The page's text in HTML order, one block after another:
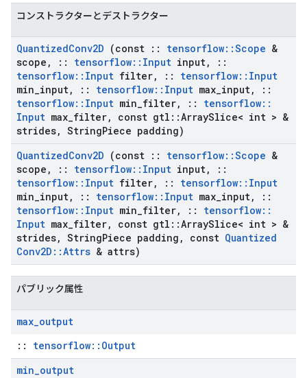
コンストラクターとデストラクター
QuantizedConv2D (const :: tensorflow::Scope &
scope , :: tensorflow:: Input input,
::
tensorflow:: Input filter, :: tensorflow:: Input
min input, :: tensorflow:: Input max input,
::
tensorflow:: Input min filter, :: tensorflow::
Input max filter, const gtl ::ArraySlice< int > &
strides, StringPiece padding)
QuantizedConv2D (const :: tensorflow::Scope &
scope , :: tensorflow:: Input input,
::
tensorflow:: Input filter, :: tensorflow:: Input
min input, :: tensorflow:: Input max input,
::
tensorflow:: Input min filter, :: tensorflow::
Input max filter, const gtl ::ArraySlice< int > &
strides, StringPiece padding , const Quantized
Conv2D ::Attrs & attrs)
パブリック属性
max_output
:: tensorflow::Output
min_output